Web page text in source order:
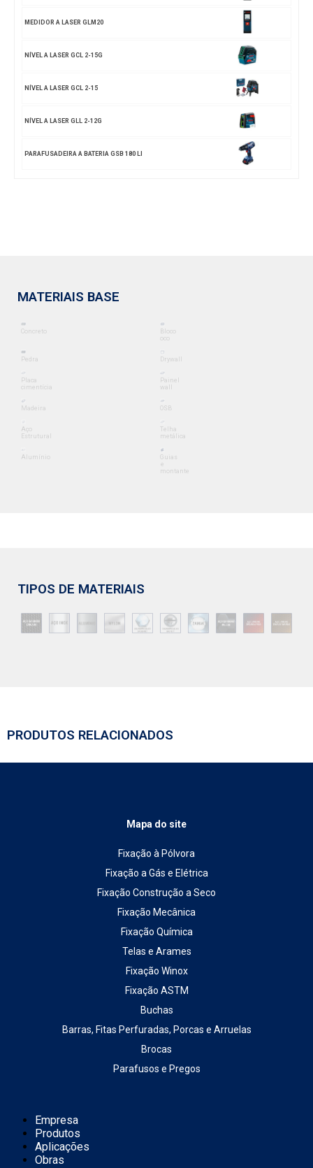
MEDIDOR A LASER GLM20
NÍVEL A LASER GCL 2-15G
NÍVEL A LASER GCL 2-15
NÍVEL A LASER GLL 2-12G
PARAFUSADEIRA A BATERIA GSB 180 LI
MATERIAIS BASE
Concreto
Bloco
oco
Pedra Drywall
Placa
cimentícia
Painel
wall
Madeira OSB
Aço
Estrutural
Telha
metálica
Alumínio
Guias
e
montante
TIPOS DE MATERIAIS
PRODUTOS RELACIONADOS
Mapa do site
Fixação à Pólvora
Fixação a Gás e Elétrica
Fixação Construção a Seco
Fixação Mecânica
Fixação Química
Telas e Arames
Fixação Winox
Fixação ASTM
Buchas
Barras, Fitas Perfuradas, Porcas e Arruelas
Brocas
Parafusos e Pregos
Empresa
Produtos
Aplicações
Obras